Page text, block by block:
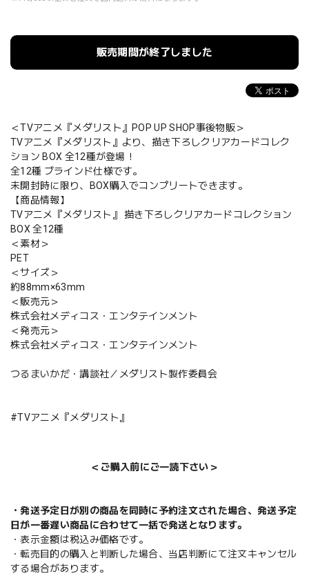
販売期間が終了しました
＜TVアニメ『メダリスト』POP UP SHOP事後物販＞
TVアニメ『メダリスト』より、描き下ろしクリアカードコレク
ション BOX 全12種が登場！
全12種 ブラインド仕様です。
未開封時に限り、BOX購入でコンプリートできます。
【商品情報】
TVアニメ『メダリスト』 描き下ろしクリアカードコレクション
BOX 全12種
＜素材＞
PET
＜サイズ＞
約88mm×63mm
＜販売元＞
株式会社メディコス・エンタテインメント
＜発売元＞
株式会社メディコス・エンタテインメント
つるまいかだ・講談社／メダリスト製作委員会
#TVアニメ『メダリスト』
＜ご購入前にご一読下さい＞
・発送予定日が別の商品を同時に予約注文された場合、発送予定
日が一番遅い商品に合わせて一括で発送となります。
・表示金額は税込み価格です。
・転売目的の購入と判断した場合、当店判断にて注文キャンセル
する場合があります。